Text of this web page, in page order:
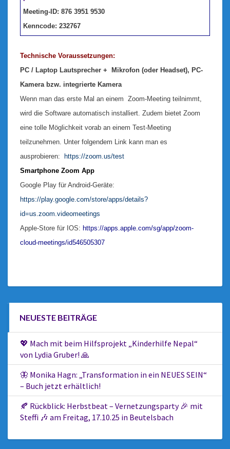
Meeting-ID: 876 3951 9530
Kenncode: 232767
Technische Voraussetzungen:
PC / Laptop Lautsprecher + Mikrofon (oder Headset), PC-
Kamera bzw. integrierte Kamera
Wenn man das erste Mal an einem Zoom-Meeting teilnimmt,
wird die Software automatisch installiert. Zudem bietet Zoom
eine tolle Möglichkeit vorab an einem Test-Meeting
teilzunehmen. Unter folgendem Link kann man es
ausprobieren:
https://zoom.us/test
Smartphone Zoom App
Google Play für Android-Geräte:
https://play.google.com/store/apps/details?
id=us.zoom.videomeetings
Apple-Store für IOS: https://apps.apple.com/sg/app/zoom-
cloud-meetings/id546505307
NEUESTE BEITRÄGE
💖 Mach mit beim Hilfsprojekt „Kinderhilfe Nepal“
von Lydia Gruber! 🙏
🦋 Monika Hagn: „Transformation in ein NEUES SEIN“
– Buch jetzt erhältlich!
🍂 Rückblick: Herbstbeat – Vernetzungsparty 🎉 mit
Steffi 🎶 am Freitag, 17.10.25 in Beutelsbach